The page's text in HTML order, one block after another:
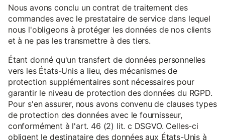
Nous avons conclu un contrat de traitement des
commandes avec le prestataire de service dans lequel
nous l'obligeons à protéger les données de nos clients
et à ne pas les transmettre à des tiers.
Étant donné qu'un transfert de données personnelles
vers les États-Unis a lieu, des mécanismes de
protection supplémentaires sont nécessaires pour
garantir le niveau de protection des données du RGPD.
Pour s'en assurer, nous avons convenu de clauses types
de protection des données avec le fournisseur,
conformément à l'art. 46 (2) lit. c DSGVO. Celles-ci
obligent le destinataire des données aux États-Unis à